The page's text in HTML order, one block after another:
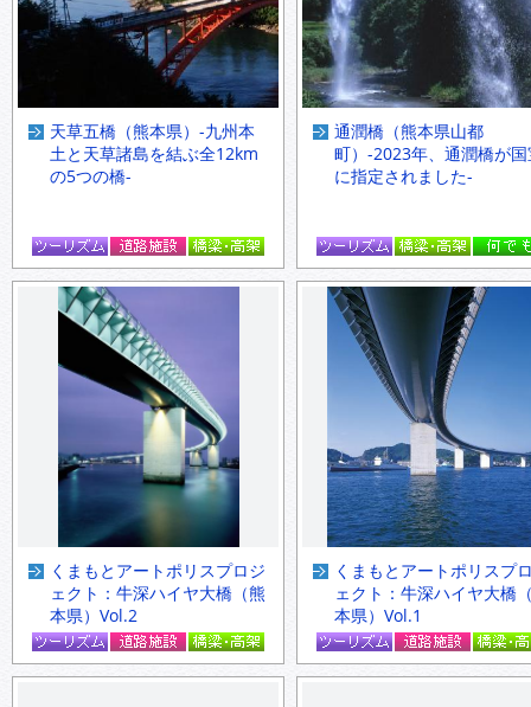
天草五橋（熊本県）-九州本
土と天草諸島を結ぶ全12km
の5つの橋-
通潤橋（熊本県山都
町）-2023年、通潤橋が
に指定されました-
くまもとアートポリスプロジ
ェクト：牛深ハイヤ大橋（熊
本県）Vol.2
くまもとアートポリスプ
ェクト：牛深ハイヤ大橋
本県）Vol.1